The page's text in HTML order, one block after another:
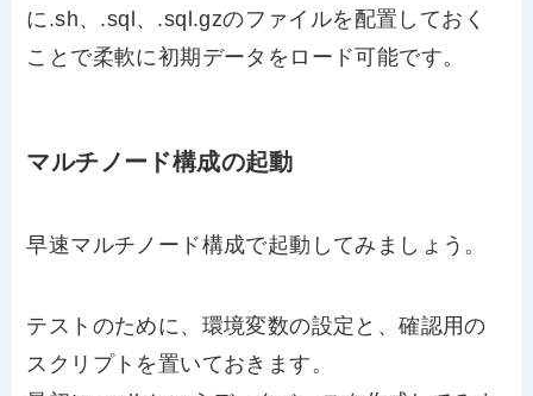
に.sh、.sql、.sql.gzのファイルを配置しておく
ことで柔軟に初期データをロード可能です。
マルチノード構成の起動
早速マルチノード構成で起動してみましょう。
テストのために、環境変数の設定と、確認用の
スクリプトを置いておきます。